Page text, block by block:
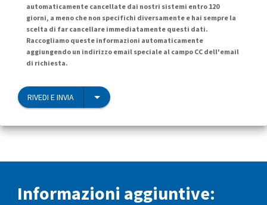
automaticamente cancellate dai nostri sistemi entro 120
giorni, a meno che non specifichi diversamente e hai sempre la
scelta di far cancellare immediatamente questi dati.
Raccogliamo queste informazioni automaticamente
aggiungendo un indirizzo email speciale al campo CC dell'email
di richiesta.
RIVEDI E INVIA
Informazioni aggiuntive: